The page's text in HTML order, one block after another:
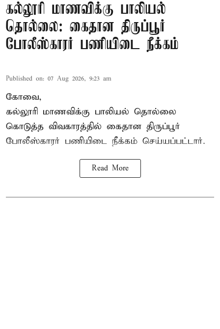
கல்லூரி மாணவிக்கு பாலியல்
தொல்லை: கைதான திருப்பூர்
போலீஸ்காரர் பணியிடை நீக்கம்
Published on: 07 Aug 2026, 9:23 am
கோவை,
கல்லூரி மாணவிக்கு பாலியல் தொல்லை
கொடுத்த விவகாரத்தில் கைதான திருப்பூர்
போலீஸ்காரர் பணியிடை நீக்கம் செய்யப்பட்டார்.
Read More